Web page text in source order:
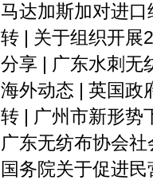
马达加斯加对进
转 | 关于组织开展
分享 | 广东水刺无
海外动态 | 英国政
转 | 广州市新形势
广东无纺布协会社
国务院关于促进